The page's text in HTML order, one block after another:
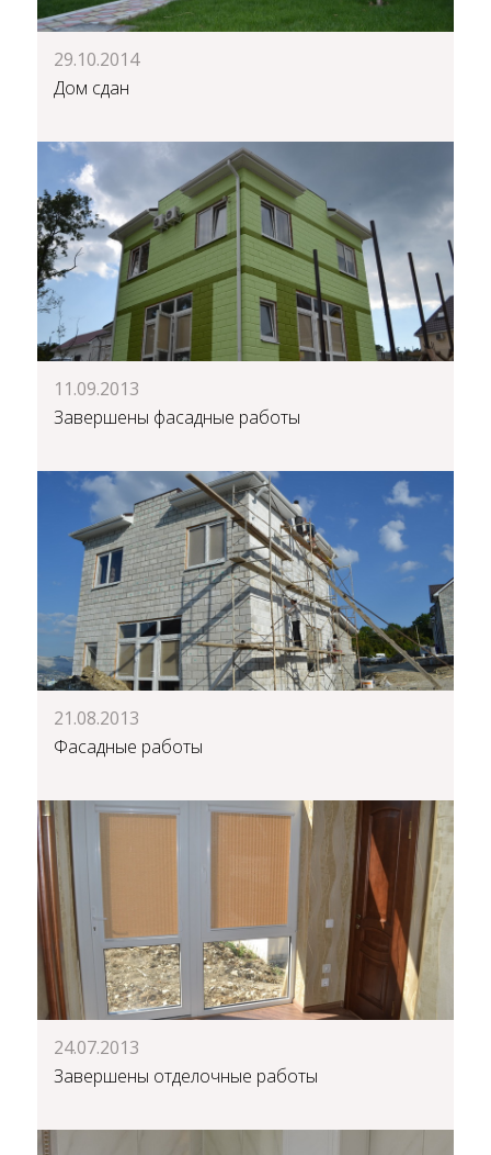
29.10.2014
Дом сдан
11.09.2013
Завершены фасадные работы
21.08.2013
Фасадные работы
24.07.2013
Завершены отделочные работы